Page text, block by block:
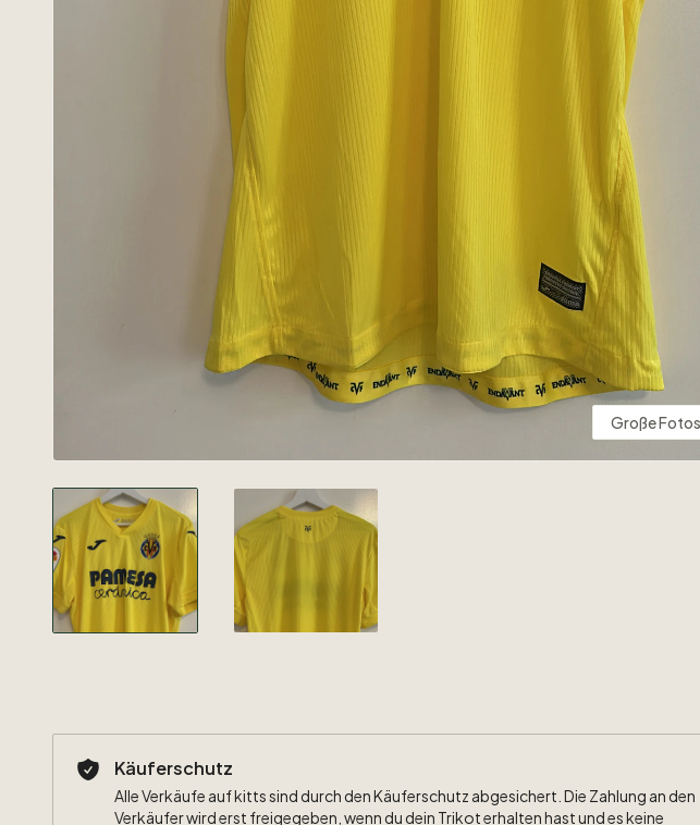
Große
Käuferschutz
Alle Verkäufe auf kitts sind durch den Käuferschutz abgesichert. Die Zahlung an den
Verkäufer wird erst freigegeben, wenn du dein Trikot erhalten hast und es keine